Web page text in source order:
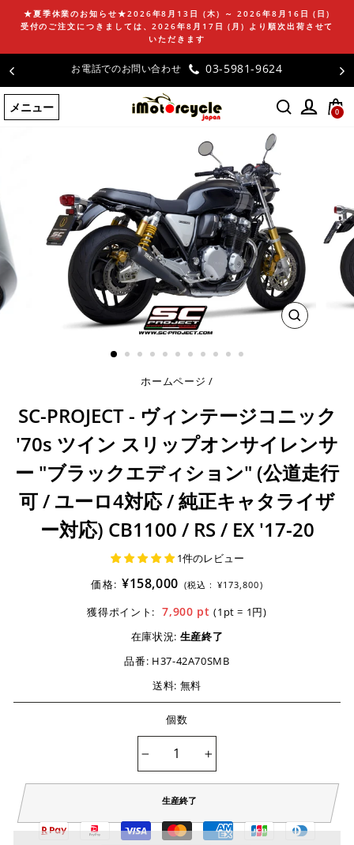
ン
ツ
に
ス
キ
★夏季休業のお知らせ★2026年8月13日 (木) ～ 2026年8月16日 (日)
受付のご注文につきましては、2026年8月17日 (月) より順次出荷させて
いただきます
お電話でのお問い合わせ 03-5981-9624
メニュー 0
閉
ホームページ /
SC-PROJECT - ヴィンテージコニック
'70s ツイン スリップオンサイレンサ
ー "ブラックエディション" (公道走行
可 / ユーロ4対応 / 純正キャタライザ
ー対応) CB1100 / RS / EX '17-20
1件のレビュー
価格: ¥158,000 (税込 : ¥173,800)
獲得ポイント: 7,900 pt(1pt = 1円)
在庫状況: 生産終了
品番: H37-42A70SMB
送料: 無料
個数
生産終了